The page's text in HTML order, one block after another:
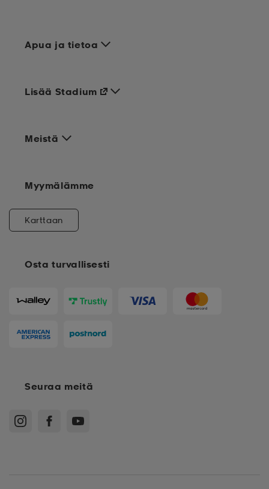
Apua ja tietoa
Meistä
Osta turvallisesti
Lisää Stadium
Myymälämme
Karttaan
Seuraa meitä